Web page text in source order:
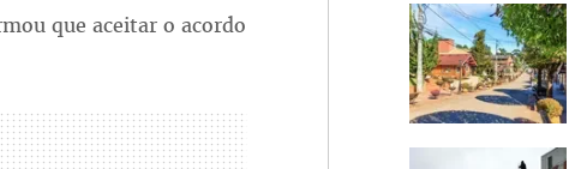
que aceitar o acordo